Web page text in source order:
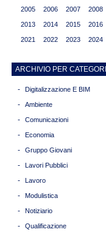
2005 2006 2007 2008
2013 2014 2015 2016
2021 2022 2023 2024
ARCHIVIO PER
- Digitalizzazione E BIM
- Ambiente
- Comunicazioni
- Economia
- Gruppo Giovani
- Lavori Pubblici
- Lavoro
- Modulistica
- Notiziario
- Qualificazione